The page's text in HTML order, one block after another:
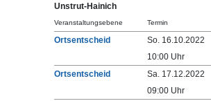
Unstrut-Hainich
Veranstaltungsebene Termin
Ortsentscheid
So. 16.10.2022
10:00 Uhr
Ortsentscheid
Sa. 17.12.2022
09:00 Uhr